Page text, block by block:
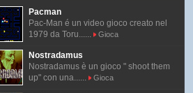
Pacman
Pac-Man é un video gioco creato nel
1979 da Toru......
Gioca
Nostradamus
Nostradamus è un gioco " shoot them
up" con una......
Gioca